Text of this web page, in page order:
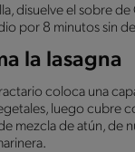
disuelve el sobre
por 8 minutos sin
la lasagna
coloca una
luego cubre
mezcla de atún, de